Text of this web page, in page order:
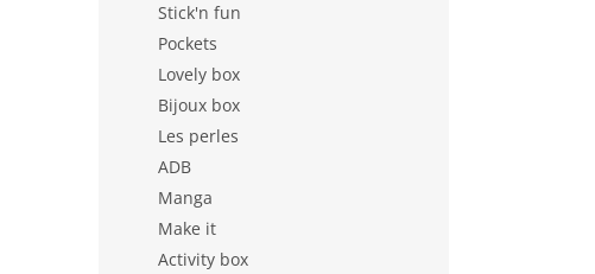
Stick'n fun
Pockets
Lovely box
Bijoux box
Les perles
ADB
Manga
Make it
Activity box